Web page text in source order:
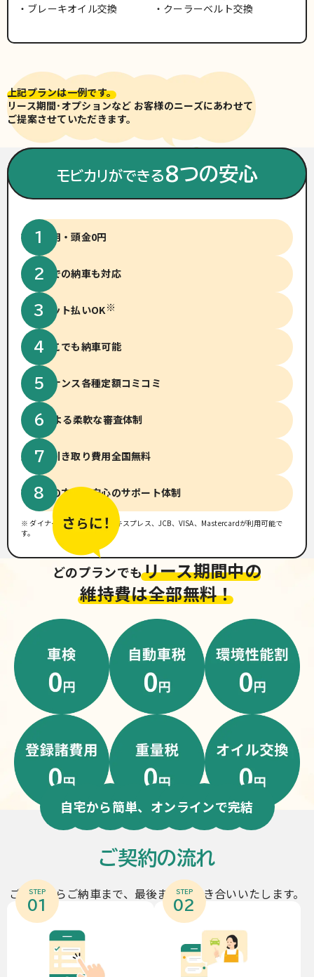
ブレーキオイル交換
クーラーベルト交換
上記プランは一例です。
リース期間･オプションなど お客様のニーズにあわせて
ご提案させていただきます。
※車両写真は有料色(別途費用)
の場合がございます。
モビカリができる 8つの安心
初期費用・頭金0円
短納期での納車も対応
クレジット払いOK※
全国どこでも納車可能
メンテナンス各種定額コミコミ
14社による柔軟な審査体制
廃車、引き取り費用全国無料
初めての方でも安心のサポート体制
※ ダイナース、アメリカンエキスプレス、JCB、VISA、Mastercardが利用可能で
す。
どのプランでもリース期間中の
維持費は全部無料！
自宅から簡単、オンラインで完結
ご契約の流れ
ご契約からご納車まで、最後までお付き合いいたします。
STEP
01
STEP
02